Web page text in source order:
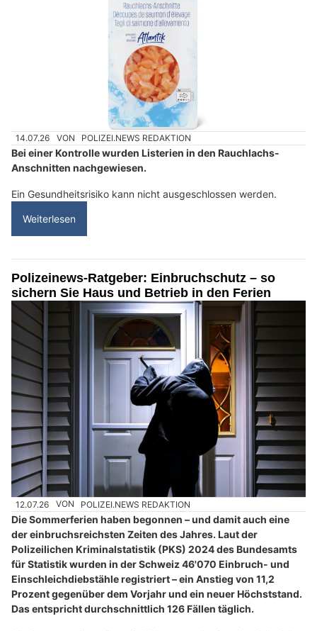
14.07.26 VON POLIZEI.NEWS REDAKTION
Bei einer Kontrolle wurden Listerien in den Rauchlachs-
Anschnitten nachgewiesen.
Ein Gesundheitsrisiko kann nicht ausgeschlossen werden.
Weiterlesen
Polizeinews-Ratgeber: Einbruchschutz – so
sichern Sie Haus und Betrieb in den Ferien
12.07.26 VON POLIZEI.NEWS REDAKTION
Die Sommerferien haben begonnen – und damit auch eine
der einbruchsreichsten Zeiten des Jahres. Laut der
Polizeilichen Kriminalstatistik (PKS) 2024 des Bundesamts
für Statistik wurden in der Schweiz 46'070 Einbruch- und
Einschleichdiebstähle registriert – ein Anstieg von 11,2
Prozent gegenüber dem Vorjahr und ein neuer Höchststand.
Das entspricht durchschnittlich 126 Fällen täglich.